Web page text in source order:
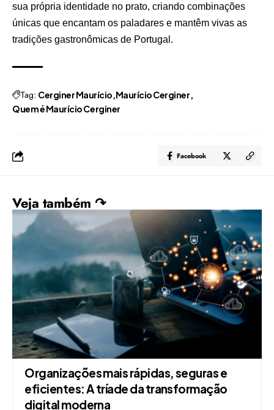
sua própria identidade no prato, criando combinações
únicas que encantam os paladares e mantêm vivas as
tradições gastronômicas de Portugal.
Tag: Cerginer Maurício Maurício Cerginer
Quem é Maurício Cerginer
Facebook
Veja também ↷
Organizações mais rápidas, seguras e
eficientes: A tríade da transformação
digital moderna